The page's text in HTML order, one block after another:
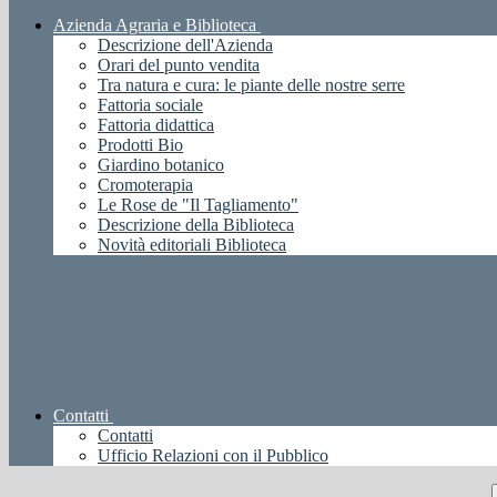
Azienda Agraria e Biblioteca
Descrizione dell'Azienda
Orari del punto vendita
Tra natura e cura: le piante delle nostre serre
Fattoria sociale
Fattoria didattica
Prodotti Bio
Giardino botanico
Cromoterapia
Le Rose de "Il Tagliamento"
Descrizione della Biblioteca
Novità editoriali Biblioteca
Contatti
Contatti
Ufficio Relazioni con il Pubblico